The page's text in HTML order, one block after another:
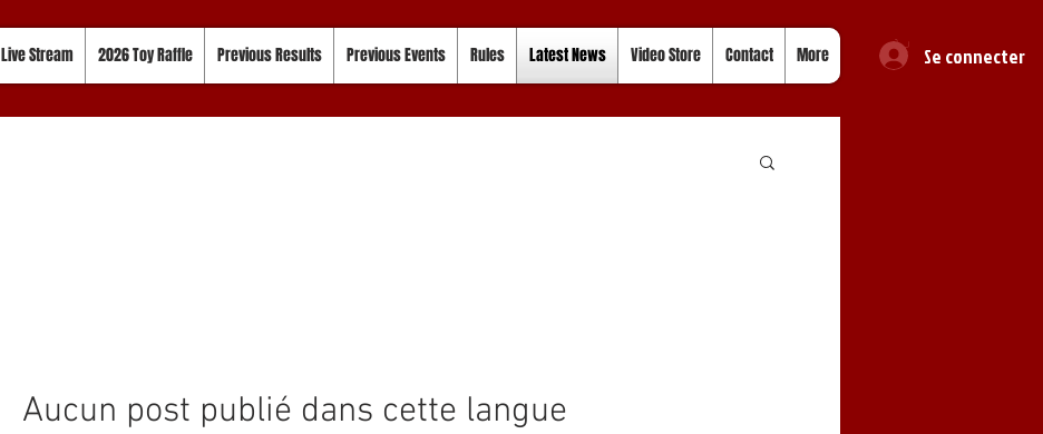
Se connecter
Live Stream 2026 Toy Raffle Previous Results Previous Events Rules Latest News Video Store Contact More
Aucun post publié dans cette langue